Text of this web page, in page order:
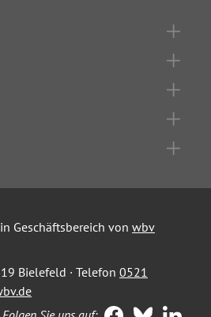
Geschäftsbereich von wbv
Bielefeld · Telefon 0521